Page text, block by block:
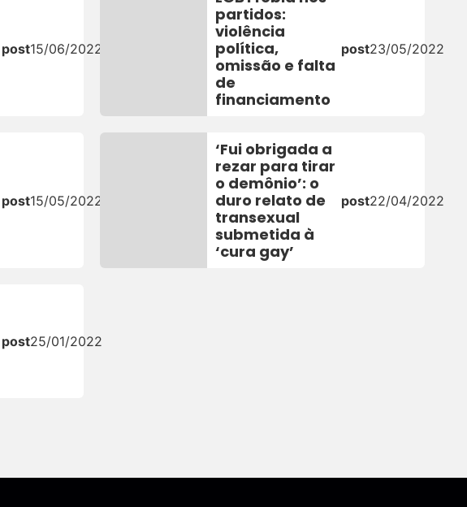
post15/06/2022
partidos:
violência
política,
omissão e falta
de
financiamento
post23/05/2022
post15/05/2022
‘Fui obrigada a
rezar para tirar
o demônio’: o
duro relato de
transexual
submetida à
‘cura gay’
post22/04/2022
post25/01/2022